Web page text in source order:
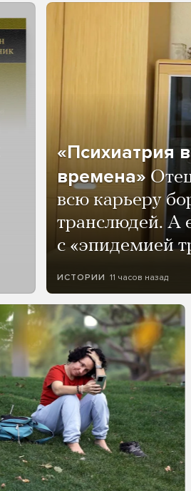
«Психиатрия
времена»
всю карьеру
транслюдей. А
с «эпидемией
ИСТОРИИ 11 часов назад